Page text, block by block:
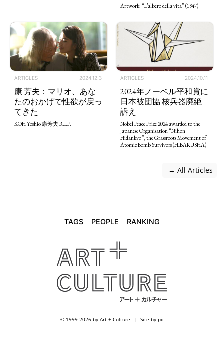
Artwork: “L’albero della vita” (1947)
ARTICLES 2024.12.3
康 芳夫：マリオ、あな
たのおかげで性欲が戻っ
てきた
KOH Yoshio 康芳夫 R.I.P.
ARTICLES 2024.10.11
2024年ノーベル平和賞に
日本被団協 核兵器廃絶
訴え
Nobel Peace Prize 2024 awarded to the
Japanese Organisation “Nihon
Hidankyo”, the Grassroots Movement of
Atomic Bomb Survivors (HIBAKUSHA)
→ All Articles
TAGS PEOPLE RANKING
© 1999-2026 by Art + Culture Site by pii